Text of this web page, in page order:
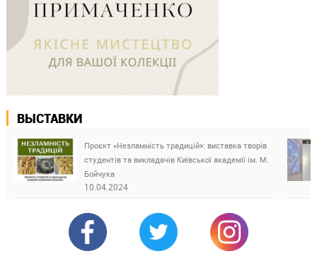
ВЫСТАВКИ
Проєкт «Незламність традицій»: виставка творів
студентів та викладачів Київської академії ім. М.
Бойчука
10.04.2024